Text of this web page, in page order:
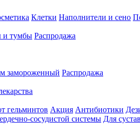
Клетки Наполнители и сено
и тумбы Распродажа
замороженный Распродажа
гельминтов Акция Антибиотики
сосудистой системы Для